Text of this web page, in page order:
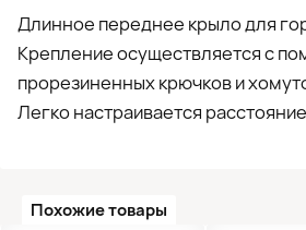
Длинное переднее крыло для
Крепление осуществляется с
прорезиненных крючков и
Легко настраивается
Похожие товары